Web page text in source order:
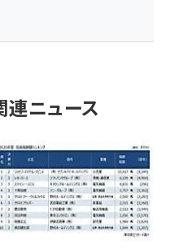
ニュース